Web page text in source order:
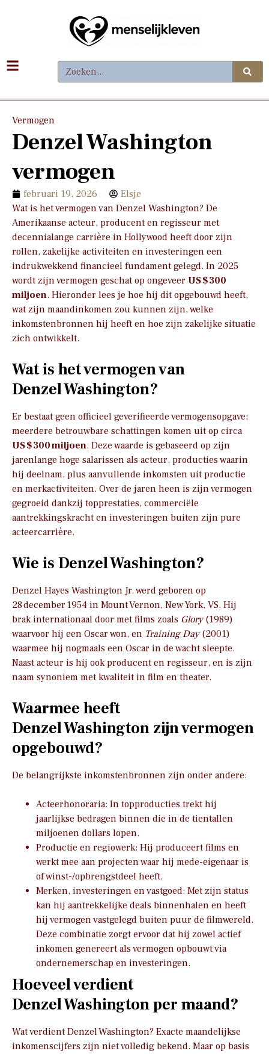
Vermogen
Denzel Washington
vermogen
februari 19, 2026
Elsje
Wat is het vermogen van Denzel Washington? De
Amerikaanse acteur, producent en regisseur met
decennialange carrière in Hollywood heeft door zijn
rollen, zakelijke activiteiten en investeringen een
indrukwekkend financieel fundament gelegd. In 2025
wordt zijn vermogen geschat op ongeveer US $ 300
miljoen. Hieronder lees je hoe hij dit opgebouwd heeft,
wat zijn maandinkomen zou kunnen zijn, welke
inkomstenbronnen hij heeft en hoe zijn zakelijke situatie
zich ontwikkelt.
Wat is het vermogen van
Denzel Washington?
Er bestaat geen officieel geverifieerde vermogensopgave;
meerdere betrouwbare schattingen komen uit op circa
US $ 300 miljoen. Deze waarde is gebaseerd op zijn
jarenlange hoge salarissen als acteur, producties waarin
hij deelnam, plus aanvullende inkomsten uit productie
en merkactiviteiten. Over de jaren heen is zijn vermogen
gegroeid dankzij topprestaties, commerciële
aantrekkingskracht en investeringen buiten zijn pure
acteercarrière.
Wie is Denzel Washington?
Denzel Hayes Washington Jr. werd geboren op
28 december 1954 in Mount Vernon, New York, VS. Hij
brak internationaal door met films zoals Glory(1989)
waarvoor hij een Oscar won, en Training Day(2001)
waarmee hij nogmaals een Oscar in de wacht sleepte.
Naast acteur is hij ook producent en regisseur, en is zijn
naam synoniem met kwaliteit in film en theater.
Waarmee heeft
Denzel Washington zijn vermogen
opgebouwd?
De belangrijkste inkomstenbronnen zijn onder andere:
Acteerhonoraria: In topproducties trekt hij
jaarlijkse bedragen binnen die in de tientallen
miljoenen dollars lopen.
Productie en regiowerk: Hij produceert films en
werkt mee aan projecten waar hij mede-eigenaar is
of winst-/opbrengstdeel heeft.
Merken, investeringen en vastgoed: Met zijn status
kan hij aantrekkelijke deals binnenhalen en heeft
hij vermogen vastgelegd buiten puur de filmwereld.
Deze combinatie zorgt ervoor dat hij zowel actief
inkomen genereert als vermogen opbouwt via
ondernemerschap en investeringen.
Hoeveel verdient
Denzel Washington per maand?
Wat verdient Denzel Washington? Exacte maandelijkse
inkomenscijfers zijn niet volledig bekend. Maar op basis